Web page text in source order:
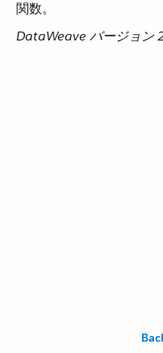
関数。
DataWeave バージョン